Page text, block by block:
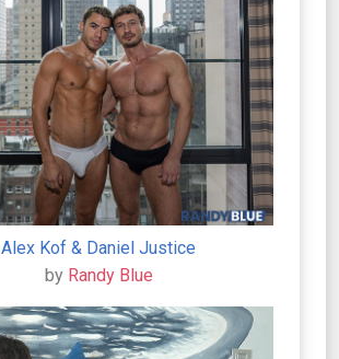
Alex Kof & Daniel Justice
by Randy Blue